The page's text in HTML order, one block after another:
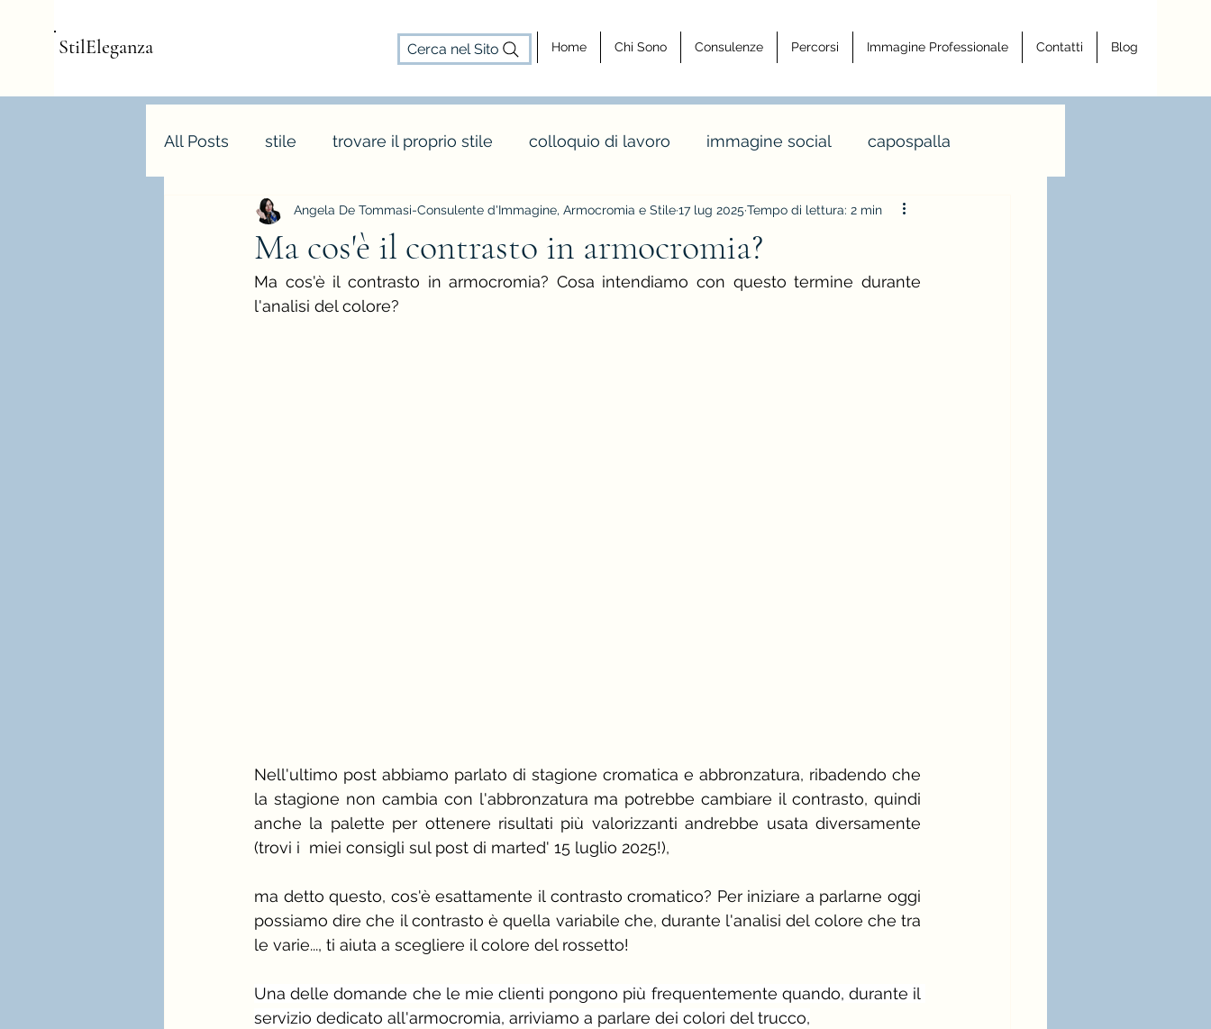
StilEleganza Cerca nel Sito Home Chi Sono Consulenze Percorsi Immagine Professionale Contatti Blog
All Posts stile trovare il proprio stile colloquio di lavoro immagine social capospalla
consulenza d'immagine cosa fa un consulente d'immagine consulenza armocromia
armocromia forme body shapes stagione e palette inverno maglia a righe
Ma cos'è il contrasto in armocromia?
Angela De Tommasi-Consulente d'Immagine, Armocromia e Stile17 lug 2025 Tempo di lettura: 2 min
Ma cos'è il contrasto in armocromia? Cosa intendiamo con questo termine durante
l'analisi del colore?
Nell'ultimo post abbiamo parlato di stagione cromatica e abbronzatura, ribadendo che
la stagione non cambia con l'abbronzatura ma potrebbe cambiare il contrasto, quindi
anche la palette per ottenere risultati più valorizzanti andrebbe usata diversamente
(trovi i  miei consigli sul post di marted' 15 luglio 2025!),
ma detto questo, cos'è esattamente il contrasto cromatico? Per iniziare a parlarne oggi
possiamo dire che il contrasto è quella variabile che, durante l'analisi del colore che tra
le varie..., ti aiuta a scegliere il colore del rossetto!
Una delle domande che le mie clienti pongono più frequentemente quando, durante il
servizio dedicato all'armocromia, arriviamo a parlare dei colori del trucco,